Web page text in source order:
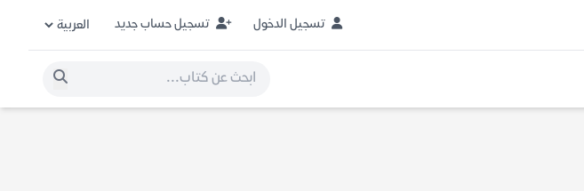
تسجيل الدخول تسجيل حساب جديد